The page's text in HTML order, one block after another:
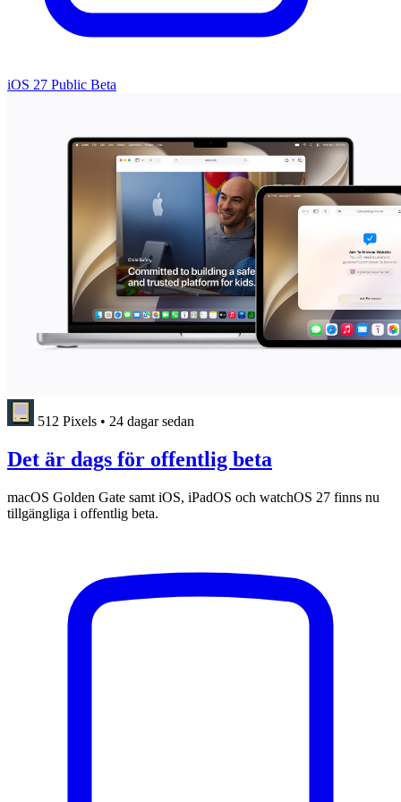
iOS 27 Public Beta
512 Pixels • 24 dagar sedan
Det är dags för offentlig beta
macOS Golden Gate samt iOS, iPadOS och watchOS 27 finns nu
tillgängliga i offentlig beta.